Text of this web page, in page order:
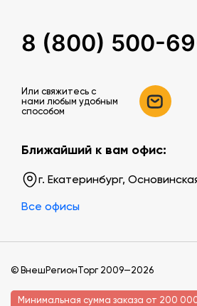
8 (800) 500-
Или свяжитесь c
нами любым удобным
способом
Ближайший к вам офис:
г. Екатеринбург,
Все офисы
© ВнешРегионТорг 2009—2026
Минимальная сумма заказа от 200